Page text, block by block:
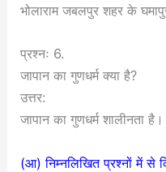
भोलाराम जबलपुर शहर के
प्रश्नः 6.
जापान का गुणधर्म क्या है?
उत्तर:
जापान का गुणधर्म शालीनता है।
(आ) निम्नलिखित प्रश्नों में से